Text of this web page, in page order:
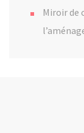
Miroir de